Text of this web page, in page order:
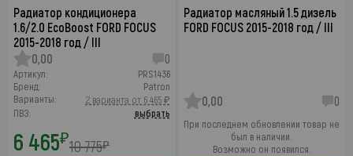
Радиатор кондиционера
1.6/2.0 EcoBoost FORD FOCUS
2015-2018 год / III
0,00
0
Артикул:
PRS1436
Бренд:
Patron
Варианты:
2 варианта от 6 465 ₽
ПВЗ:
выбрать
6 465₽10 775₽
Радиатор масляный 1.5 дизель
FORD FOCUS 2015-2018 год / III
0,00 0
При последнем обновлении товар не
был в наличии.
Возможно он появился.